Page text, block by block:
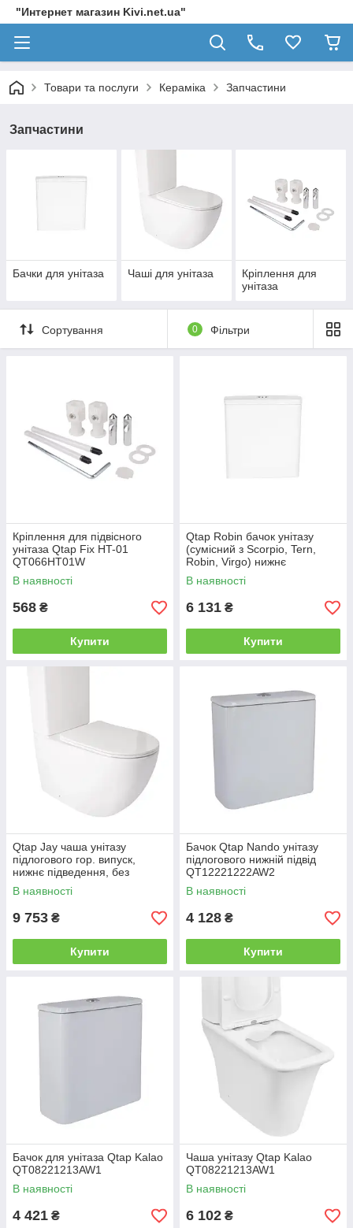
"Интернет магазин Kivi.net.ua"
Товари та послуги Кераміка Запчастини
Запчастини
Бачки для унітаза Чаші для унітаза
Кріплення для
унітаза
Сортування 0 Фільтри
Кріплення для підвісного
унітаза Qtap Fix HT-01
QT066HT01W
В наявності
568 ₴
Купити
Qtap Robin бачок унітазу
(сумісний з Scorpio, Tern,
Robin, Virgo) нижнє
підведення, (без чаші і
сидіння) 3 /7.15L
В наявності
6 131 ₴
Купити
Qtap Jay чаша унітазу
підлогового гор. випуск,
нижнє підведення, без
сидіння 680*370*815mm
WHITE
В наявності
9 753 ₴
Купити
Бачок Qtap Nando унітазу
підлогового нижній підвід
QT12221222AW2
В наявності
4 128 ₴
Купити
Бачок для унітаза Qtap Kalao
QT08221213AW1
В наявності
4 421 ₴
Чаша унітазу Qtap Kalao
QT08221213AW1
В наявності
6 102 ₴